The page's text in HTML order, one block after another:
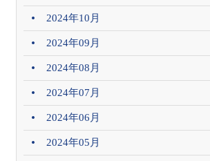
2024年10月
2024年09月
2024年08月
2024年07月
2024年06月
2024年05月